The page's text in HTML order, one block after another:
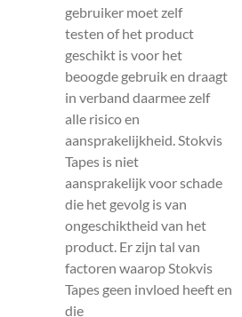
gebruiker moet zelf
testen of het product
geschikt is voor het
beoogde gebruik en draagt
in verband daarmee zelf
alle risico en
aansprakelijkheid. Stokvis
Tapes is niet
aansprakelijk voor schade
die het gevolg is van
ongeschiktheid van het
product. Er zijn tal van
factoren waarop Stokvis
Tapes geen invloed heeft en
die